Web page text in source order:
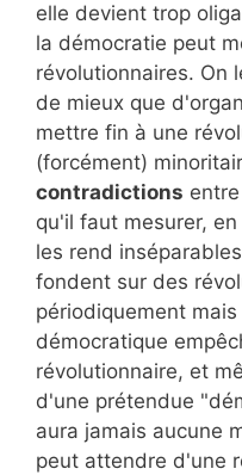
elle devient trop
la démocratie peut
révolutionnaires. On
de mieux que
mettre fin à une
(forcément)
contradictions
qu'il faut mesurer,
les rend
fondent sur des
périodiquement
démocratique
révolutionnaire, et
d'une prétendue
aura jamais aucune
peut attendre d'une